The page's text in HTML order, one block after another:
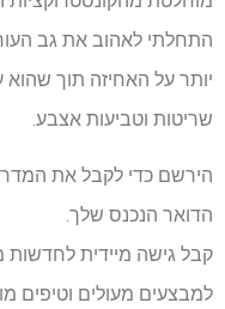
התחלתי לאהוב את גב
יותר על האחיזה תוך
שריטות וטביעות אצבע.
הירשם כדי לקבל את
הדואר הנכנס שלך.
קבל גישה מיידית לחדשות
למבצעים מעולים וטיפים